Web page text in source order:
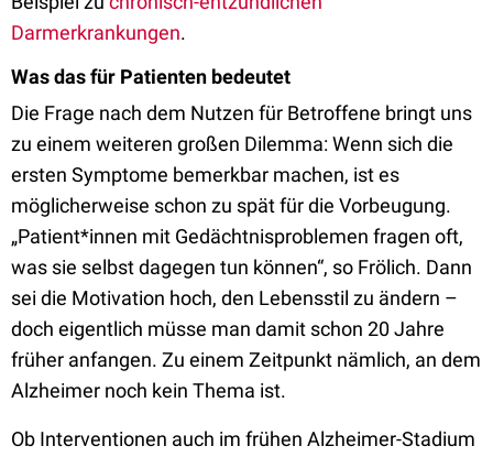
Darmerkrankungen.
Was das für Patienten bedeutet
Die Frage nach dem Nutzen für Betroffene bringt uns
zu einem weiteren großen Dilemma: Wenn sich die
ersten Symptome bemerkbar machen, ist es
möglicherweise schon zu spät für die Vorbeugung.
„Patient*innen mit Gedächtnisproblemen fragen oft,
was sie selbst dagegen tun können“, so Frölich. Dann
sei die Motivation hoch, den Lebensstil zu ändern –
doch eigentlich müsse man damit schon 20 Jahre
früher anfangen. Zu einem Zeitpunkt nämlich, an dem
Alzheimer noch kein Thema ist.
Ob Interventionen auch im frühen Alzheimer-Stadium